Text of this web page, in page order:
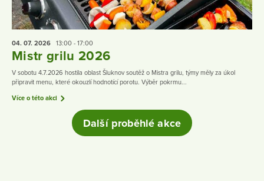
04. 07. 2026 13:00 - 17:00
Mistr grilu 2026
V sobotu 4.7.2026 hostila oblast Šluknov soutěž o Mistra grilu, týmy měly za úkol
připravit menu, které okouzlí hodnotící porotu. Výběr pokrmu...
Více o této akci
Další proběhlé akce